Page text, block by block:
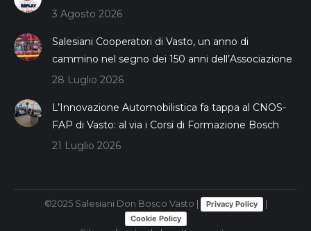
3 Agosto 2026
Salesiani Cooperatori di Vasto, un anno di
cammino nel segno dei 150 anni dell’Associazione
28 Luglio 2026
L’Innovazione Automobilistica fa tappa al CNOS-
FAP di Vasto: al via i Corsi di Formazione Bosch
21 Luglio 2026
©2025 Salesiani Don Bosco Vasto | Privacy Policy |
Cookie Policy